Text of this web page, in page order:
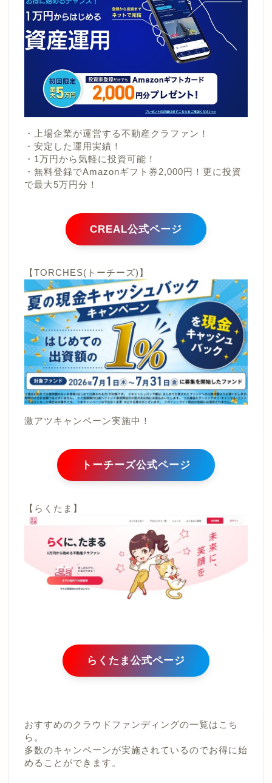
・上場企業が運営する不動産クラファン！
・安定した運用実績！
・1万円から気軽に投資可能！
・無料登録でAmazonギフト券2,000円！更に投資
で最大5万円分！
CREAL公式ページ
【TORCHES(トーチーズ)】
激アツキャンペーン実施中！
トーチーズ公式ページ
【らくたま】
らくたま公式ページ
おすすめのクラウドファンディングの一覧はこち
ら。
多数のキャンペーンが実施されているのでお得に始
めることができます。